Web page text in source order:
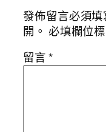
發佈留言必須
開。 必填欄位
留言*